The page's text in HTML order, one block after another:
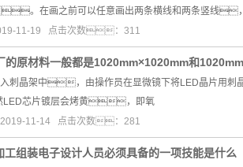
。在画之前可以任意画出两条横线和两条竖线
11-19 点击次数：311
的原材料一般都是1020mm×1020mm和
入刺晶架中，由操作员在显微镜下将LED晶片用
芯片镀层会烤黄，即氧
11-14 点击次数：281
工组装电子设计人员必须具备的一项技能是什么